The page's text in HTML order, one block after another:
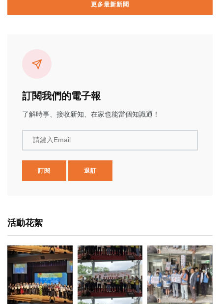
更多最新新聞
訂閱我們的電子報
了解時事、接收新知、在家也能當個知識通！
請鍵入Email
訂閱 退訂
活動花絮